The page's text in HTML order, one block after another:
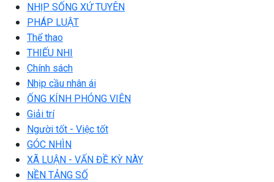
NHỊP SỐNG XỨ TUYÊN
PHÁP LUẬT
Thể thao
THIẾU NHI
Chính sách
Nhịp cầu nhân ái
ỐNG KÍNH PHÓNG VIÊN
Giải trí
Người tốt - Việc tốt
GÓC NHÌN
XÃ LUẬN - VẤN ĐỀ KỲ NÀY
NỀN TẢNG SỐ